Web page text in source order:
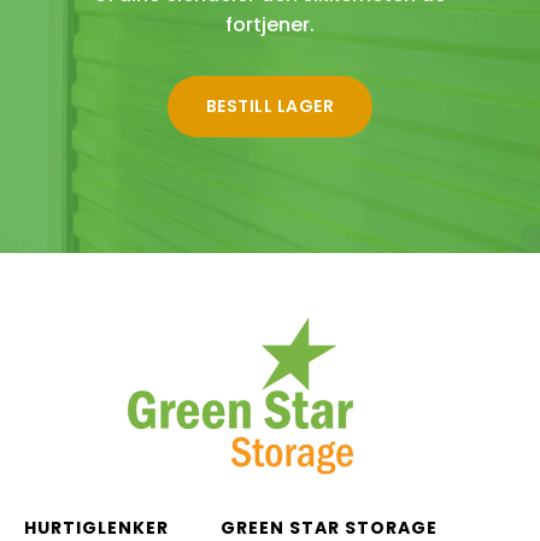
fortjener.
BESTILL LAGER
HURTIGLENKER GREEN STAR STORAGE